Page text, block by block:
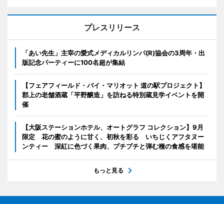
プレスリリース
「あい先生」主宰の愛式メディカルリンパ(R)協会の3周年・出
版記念パーティーに100名超が集結
【フェアフィールド・バイ・マリオット 道の駅プロジェクト】
郡上の老舗酒蔵「平野醸造」を訪ねる特別蔵見学イベントを開
催
【大阪ステーションホテル、オートグラフ コレクション】9月
限定 花の蜜のように甘く、初秋を彩る いちじくアフタヌー
ンティー 深紅に色づく果肉、プチプチと弾む種の食感を堪能
もっと見る